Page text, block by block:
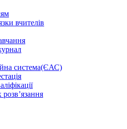
вчителів
система(ЄАС)
розв’язання